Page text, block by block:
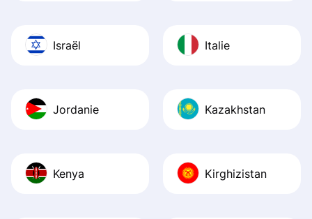
Israël Italie
Jordanie Kazakhstan
Kenya Kirghizistan